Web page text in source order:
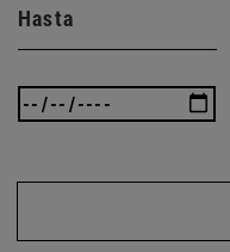
Hasta